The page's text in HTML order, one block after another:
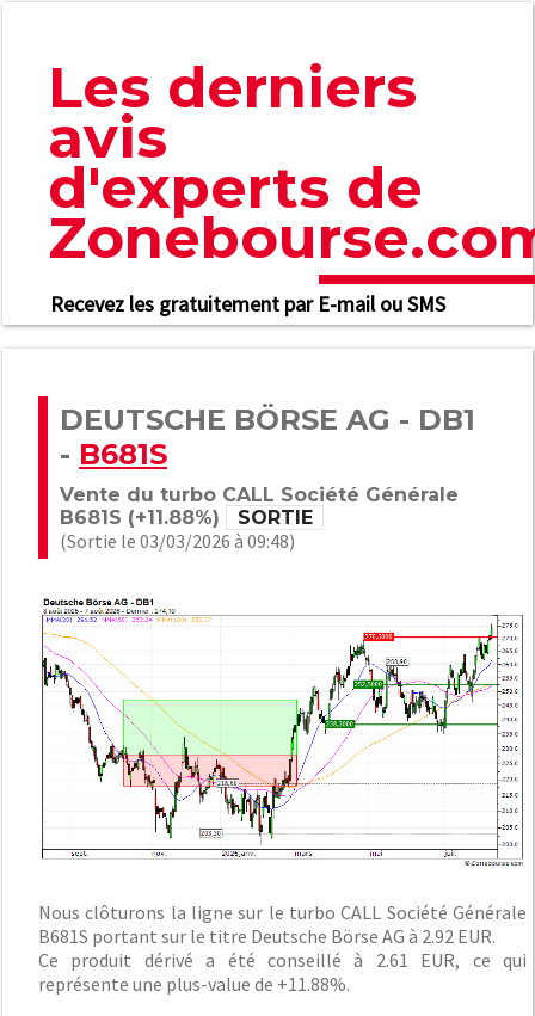
Les derniers
avis
d'experts de
Recevez les gratuitement par E-mail ou SMS
DEUTSCHE BÖRSE AG - DB1
- B681S
Vente du turbo CALL Société Générale
B681S (+11.88%)
SORTIE
(Sortie le 03/03/2026 à 09:48)
Nous clôturons la ligne sur le turbo CALL Société Générale
B681S portant sur le titre Deutsche Börse AG à 2.92 EUR.
Ce produit dérivé a été conseillé à 2.61 EUR, ce qui
représente une plus-value de +11.88%.